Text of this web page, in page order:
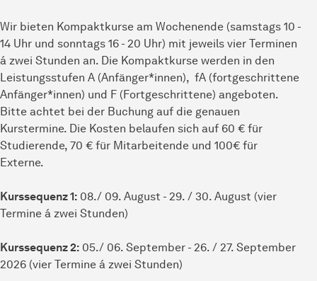
Wir bieten Kompaktkurse am Wochenende (samstags 10 -
14 Uhr und sonntags 16 - 20 Uhr) mit jeweils vier Terminen
á zwei Stunden an. Die Kompaktkurse werden in den
Leistungsstufen A (Anfänger*innen), fA (fortgeschrittene
Anfänger*innen) und F (Fortgeschrittene) angeboten.
Bitte achtet bei der Buchung auf die genauen
Kurstermine. Die Kosten belaufen sich auf 60 € für
Studierende, 70 € für Mitarbeitende und 100€ für
Externe.
Kurssequenz 1: 08./ 09. August - 29. / 30. August (vier
Termine á zwei Stunden)
Kurssequenz 2: 05./ 06. September - 26. / 27. September
2026 (vier Termine á zwei Stunden)